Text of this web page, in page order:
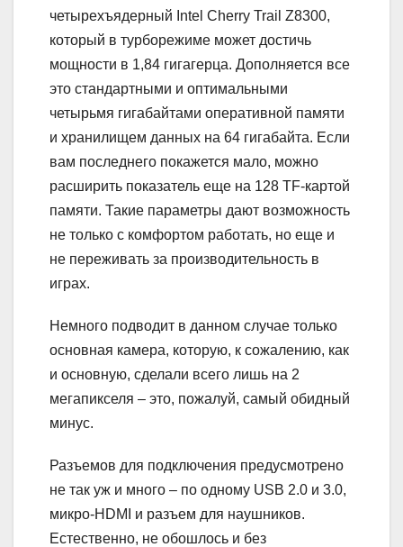
четырехъядерный Intel Cherry Trail Z8300,
который в турборежиме может достичь
мощности в 1,84 гигагерца. Дополняется все
это стандартными и оптимальными
четырьмя гигабайтами оперативной памяти
и хранилищем данных на 64 гигабайта. Если
вам последнего покажется мало, можно
расширить показатель еще на 128 TF-картой
памяти. Такие параметры дают возможность
не только с комфортом работать, но еще и
не переживать за производительность в
играх.
Немного подводит в данном случае только
основная камера, которую, к сожалению, как
и основную, сделали всего лишь на 2
мегапикселя – это, пожалуй, самый обидный
минус.
Разъемов для подключения предусмотрено
не так уж и много – по одному USB 2.0 и 3.0,
микро-HDMI и разъем для наушников.
Естественно, не обошлось и без